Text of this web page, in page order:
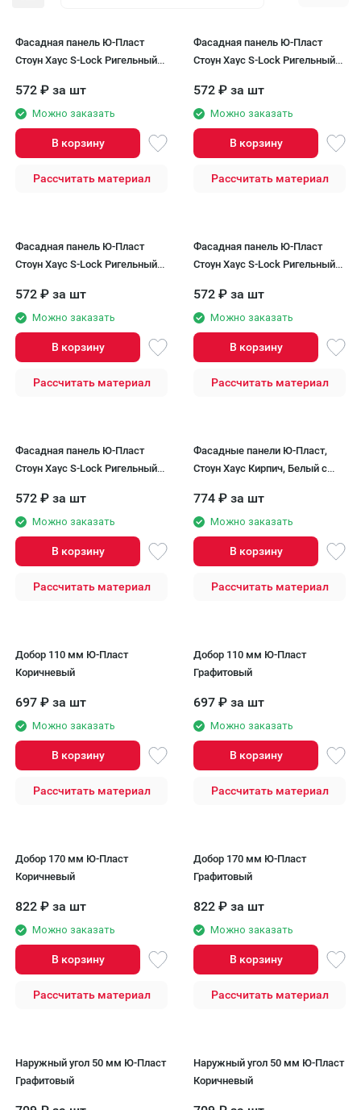
Фасадная панель Ю-Пласт
Стоун Хаус S-Lock Ригельный
572 ₽ за шт
Можно заказать
В корзину
Рассчитать материал
Фасадная панель Ю-Пласт
Стоун Хаус S-Lock Ригельный
572 ₽ за шт
Можно заказать
В корзину
Рассчитать материал
Фасадная панель Ю-Пласт
Стоун Хаус S-Lock Ригельный
572 ₽ за шт
Можно заказать
В корзину
Рассчитать материал
Фасадная панель Ю-Пласт
Стоун Хаус S-Lock Ригельный
572 ₽ за шт
Можно заказать
В корзину
Рассчитать материал
Фасадная панель Ю-Пласт
Стоун Хаус S-Lock Ригельный
572 ₽ за шт
Можно заказать
В корзину
Рассчитать материал
Фасадные панели Ю-Пласт,
Стоун Хаус Кирпич, Белый с
774 ₽ за шт
Можно заказать
В корзину
Рассчитать материал
Добор 110 мм Ю-Пласт
Коричневый
697 ₽ за шт
Можно заказать
В корзину
Рассчитать материал
Добор 110 мм Ю-Пласт
Графитовый
697 ₽ за шт
Можно заказать
В корзину
Рассчитать материал
Добор 170 мм Ю-Пласт
Коричневый
822 ₽ за шт
Можно заказать
В корзину
Рассчитать материал
Добор 170 мм Ю-Пласт
Графитовый
822 ₽ за шт
Можно заказать
В корзину
Рассчитать материал
Наружный угол 50 мм Ю-Пласт
Графитовый
Наружный угол 50 мм Ю-Пласт
Коричневый